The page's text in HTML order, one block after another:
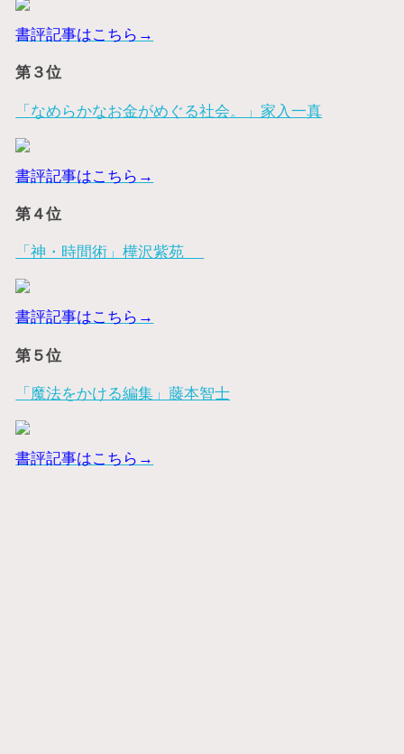
書評記事はこちら→
第３位
「なめらかなお金がめぐる社会。」家入一真
書評記事はこちら→
第４位
「神・時間術」樺沢紫苑
書評記事はこちら→
第５位
「魔法をかける編集」藤本智士
書評記事はこちら→